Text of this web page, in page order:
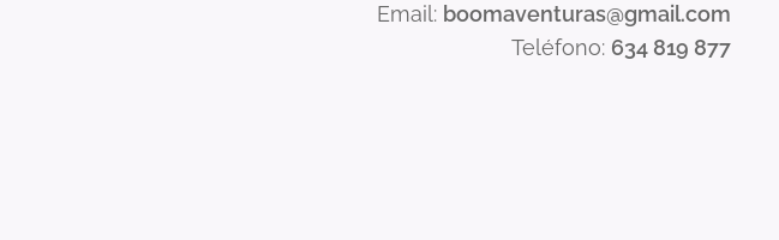
Email: boomaventuras@gmail.com
Teléfono: 634 819 877